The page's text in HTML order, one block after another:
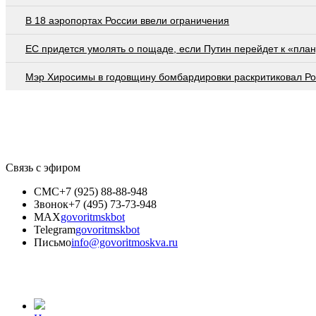
В 18 аэропортах России ввели ограничения
EC придется умолять о пощаде, если Путин перейдет к
Мэр Хиросимы в годовщину бомбардировки раскритиковал
Связь с эфиром
СМС+7 (925) 88-88-948
Звонок+7 (495) 73-73-948
MAXgovoritmskbot
Telegramgovoritmskbot
Письмоinfo@govoritmoskva.ru